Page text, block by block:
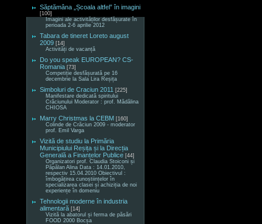
Săptămâna „Școala altfel” în imagini
[100]
Imagini ale activităților desfășurate în
perioada 2-6 aprilie 2012
Tabara de tineret Loreto august
2009 [14]
Activități de vacanță
Do you speak EUROPEAN? CS-
Romania [73]
Competiție desfășurată pe 16
decembrie la Sala Lira Reșița
Simboluri de Craciun 2011 [225]
Manifestare dedicată spiritului
Crăciunului Moderator : prof. Mădălina
CHIOSA
Marry Christmas la CEBM [160]
Colinde de Crăciun 2009 - moderator
prof. Emil Varga
Vizită de studiu la Primăria
Municipiului Reșița și la Direcția
Generală a Finanțelor Publice [44]
Organizatori prof. Claudia Stoiconi și
Păpălan Alina Data : 14.01.2010,
respectiv 15.04.2010 Obiectivul :
îmbogățirea cunoștiințelor în
specializarea clasei și achiziția de noi
experiențe în domeniu
Tehnologii moderne în industria
alimentară [14]
Vizită la abatorul și ferma de păsări
FOOD 2000 Bocșa